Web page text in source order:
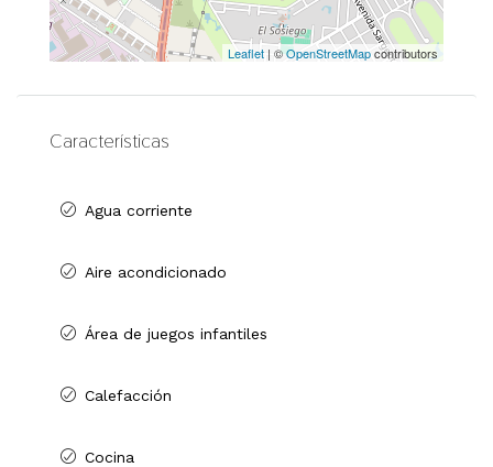
Leaflet | ©OpenStreetMapcontributors
Características
Agua corriente
Aire acondicionado
Área de juegos infantiles
Calefacción
Cocina